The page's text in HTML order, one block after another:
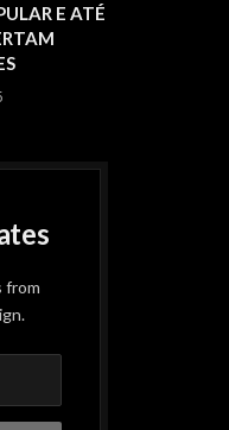
E ATÉ
from